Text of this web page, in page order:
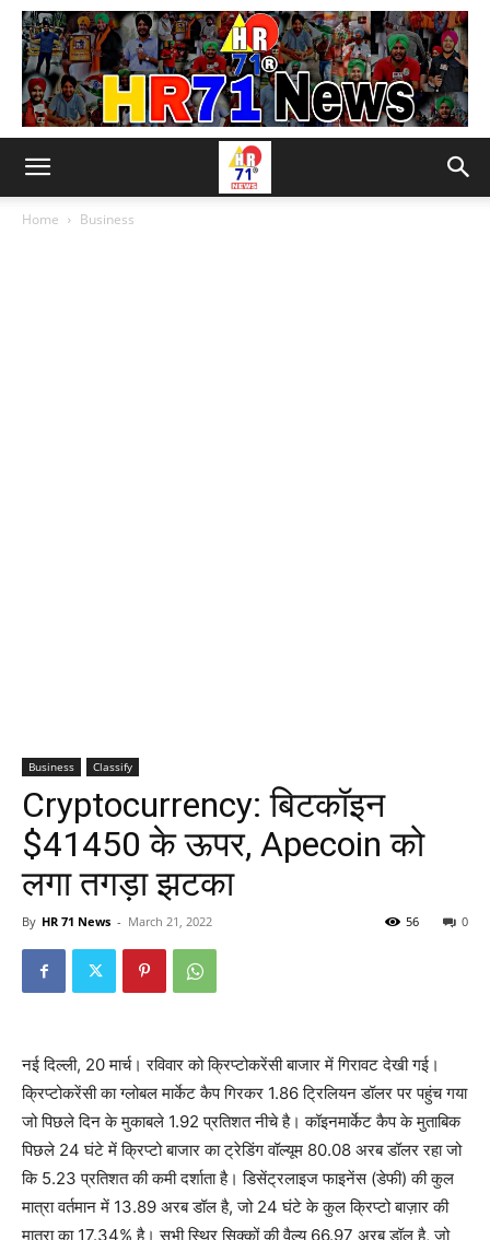
Home Business
Business Classify
Cryptocurrency: बिटकॉइन
$41450 के ऊपर, Apecoin को
लगा तगड़ा झटका
By HR 71 News - March 21, 2022 0
56
नई दिल्ली, 20 मार्च। रविवार को क्रिप्टोकरेंसी बाजार में गिरावट देखी गई।
क्रिप्टोकरेंसी का ग्लोबल मार्केट कैप गिरकर 1.86 ट्रिलियन डॉलर पर पहुंच गया
जो पिछले दिन के मुकाबले 1.92 प्रतिशत नीचे है। कॉइनमार्केट कैप के मुताबिक
पिछले 24 घंटे में क्रिप्टो बाजार का ट्रेडिंग वॉल्यूम 80.08 अरब डॉलर रहा जो
कि 5.23 प्रतिशत की कमी दर्शाता है। डिसेंट्रलाइज फाइनेंस (डेफी) की कुल
मात्रा वर्तमान में 13.89 अरब डॉल है, जो 24 घंटे के कुल क्रिप्टो बाज़ार की
मात्रा का 17.34% है। सभी स्थिर सिक्कों की वैल्यू 66.97 अरब डॉल है, जो